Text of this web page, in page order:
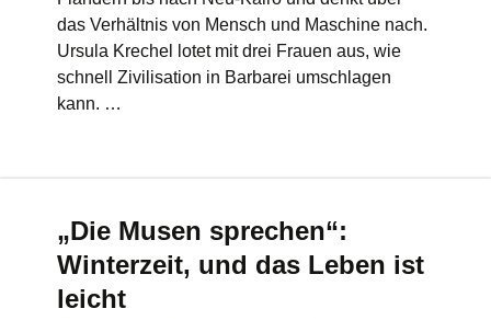
das Verhältnis von Mensch und Maschine nach.
Ursula Krechel lotet mit drei Frauen aus, wie
schnell Zivilisation in Barbarei umschlagen
kann. …
„Die Musen sprechen“:
Winterzeit, und das Leben ist
leicht